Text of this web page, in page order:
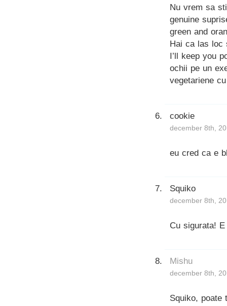
Nu vrem sa
genuine
green and
Hai ca las
I’ll keep you
ochii pe un
vegetariene
cookie
december 8th,
eu cred ca e
Squiko
december 8th,
Cu sigurata!
Mishu
december 8th,
Squiko, poate